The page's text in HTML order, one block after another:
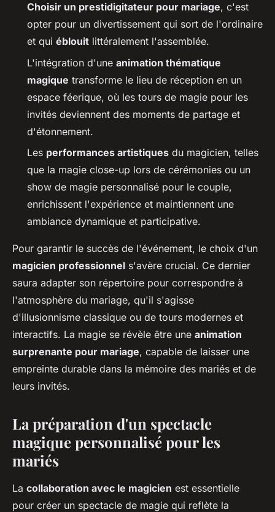
Choisir un prestidigitateur pour mariage, c'est
opter pour un divertissement qui sort de l'ordinaire
et qui éblouit littéralement l'assemblée.
L'intégration d'une animation thématique
magique transforme le lieu de réception en un
espace féerique, où les tours de magie pour les
invités deviennent des moments de partage et
d'étonnement.
Les performances artistiques du magicien, telles
que la magie close-up lors de cérémonies ou un
show de magie personnalisé pour le couple,
enrichissent l'expérience et maintiennent une
ambiance dynamique et participative.
Pour garantir le succès de l'événement, le choix d'un
magicien professionnel s'avère crucial. Ce dernier
saura adapter son répertoire pour correspondre à
l'atmosphère du mariage, qu'il s'agisse
d'illusionnisme classique ou de tours modernes et
interactifs. La magie se révèle être une animation
surprenante pour mariage, capable de laisser une
empreinte durable dans la mémoire des mariés et de
leurs invités.
La préparation d'un spectacle
magique personnalisé pour les
mariés
La collaboration avec le magicien est essentielle
pour créer un spectacle de magie qui reflète la